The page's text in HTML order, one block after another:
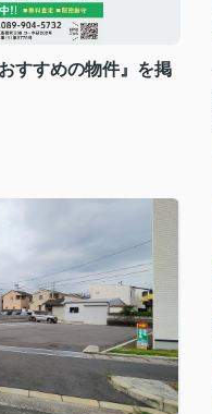
すすめの物件』を掲